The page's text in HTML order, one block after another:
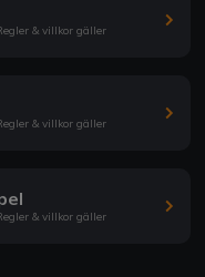
& villkor gäller
& villkor gäller
& villkor gäller